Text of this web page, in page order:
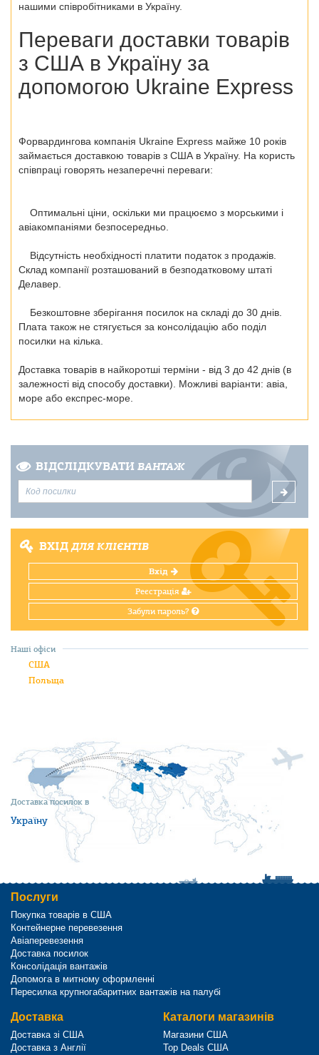
нашими співробітниками в Україну.
Переваги доставки товарів
з США в Україну за
допомогою Ukraine Express
Форвардингова компанія Ukraine Express майже 10 років
займається доставкою товарів з США в Україну. На користь
співпраці говорять незаперечні переваги:
Оптимальні ціни, оскільки ми працюємо з морськими і
авіакомпаніями безпосередньо.
Відсутність необхідності платити податок з продажів.
Склад компанії розташований в безподатковому штаті
Делавер.
Безкоштовне зберігання посилок на складі до 30 днів.
Плата також не стягується за консолідацію або поділ
посилки на кілька.
Доставка товарів в найкоротші терміни - від 3 до 42 днів (в
залежності від способу доставки). Можливі варіанти: авіа,
море або експрес-море.
ВІДСЛІДКУВАТИ ВАНТАЖ
ВХІДДЛЯ КЛІЄНТІВ
Вхід
Реєстрація
Забули пароль?
Доставка посилок в
Україну
Наші офіси
США
Польща
Послуги
Покупка товарів в США
Контейнерне перевезення
Авіаперевезення
Доставка посилок
Консолідація вантажів
Допомога в митному оформленні
Пересилка крупногабаритних вантажів на палубі
Доставка
Доставка зі США
Доставка з Англії
Каталоги магазинів
Магазини США
Top Deals США